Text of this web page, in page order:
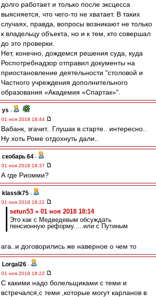
долго работает и только после эксцесса
выясняется, что чего-то не хватает. В таких
случаях, правда, вопросы возникают не только
к владельцу объекта, но и к тем, кто совершал
до это проверки.
Нет, конечно, дождемся решения суда, куда
Роспотребнадзор отправил документы на
приостановление деятельности "столовой и
Частного учреждения дополнительного
образования «Академия «Спартак»".
ys -
01 ноя 2018 18:44
Вабанк, згачит.. Глушак в старте.. интересно..
Ну хоть Роме отдохнуть дали..
скобарь 64 -
01 ноя 2018 18:37
А где Риомми?
klassik75 -
01 ноя 2018 18:22
setun53 » 01 ноя 2018 18:14
Это как с Медведевым обсуждать
пенсионную реформу.....или с Путиным
ага..и договорились же наверное о чем то
Lorgal26 -
01 ноя 2018 18:22
С какими надо болельщиками с теми и
встречался,с теми ,которые могут карланов в